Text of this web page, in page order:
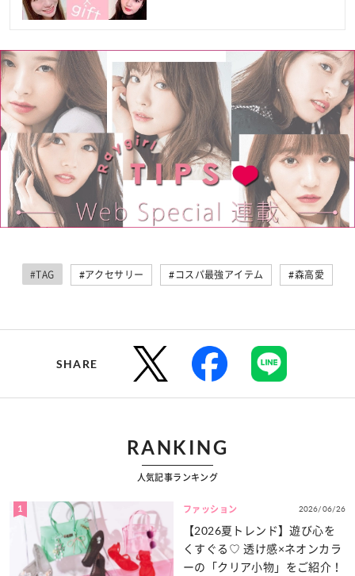
#TAG #アクセサリー #コスパ最強アイテム #森高愛
SHARE
RANKING
人気記事ランキング
1 ファッション 2026/06/26
【2026夏トレンド】遊び心を
くすぐる♡ 透け感×ネオンカラ
ーの「クリア小物」をご紹介！